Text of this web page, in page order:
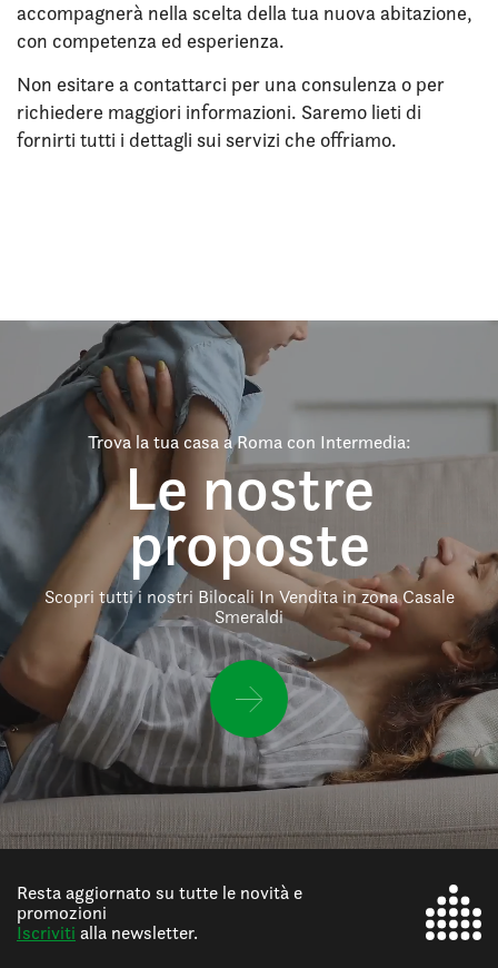
accompagnerà nella scelta della tua nuova abitazione,
con competenza ed esperienza.
Non esitare a contattarci per una consulenza o per
richiedere maggiori informazioni. Saremo lieti di
fornirti tutti i dettagli sui servizi che offriamo.
Trova la tua casa a Roma con Intermedia:
Le nostre
proposte
Scopri tutti i nostri Bilocali In Vendita in zona Casale
Smeraldi
Resta aggiornato su tutte le novità e
promozioni
Iscriviti alla newsletter.